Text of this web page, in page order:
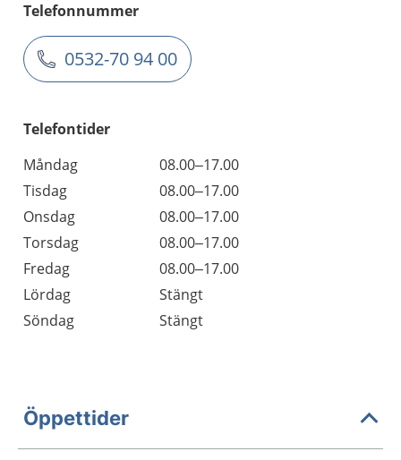
Telefonnummer
0532-70 94 00
Telefontider
Måndag
08.00–17.00
Tisdag
08.00–17.00
Onsdag
08.00–17.00
Torsdag
08.00–17.00
Fredag
08.00–17.00
Lördag
Stängt
Söndag
Stängt
Öppettider